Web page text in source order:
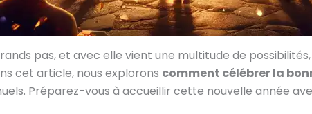
pas, et avec elle vient une multitude de
cet article, nous explorons comment célébrer la
Préparez-vous à accueillir cette nouvelle année